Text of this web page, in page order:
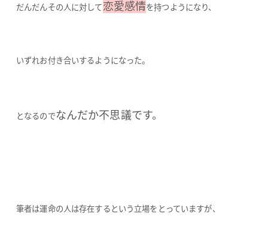
だんだんその人に対して恋愛感情を持つようになり、
いずれお付き合いするようになった。
となるのでなんだか不思議です。
筆者は運命の人は存在するという立場をとっていますが、